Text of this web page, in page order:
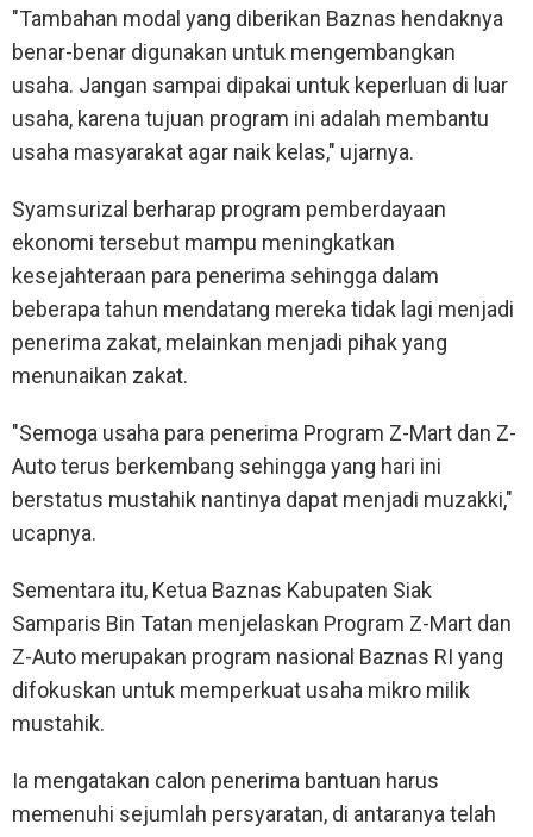
"Tambahan modal yang diberikan Baznas hendaknya
benar-benar digunakan untuk mengembangkan
usaha. Jangan sampai dipakai untuk keperluan di luar
usaha, karena tujuan program ini adalah membantu
usaha masyarakat agar naik kelas," ujarnya.
Syamsurizal berharap program pemberdayaan
ekonomi tersebut mampu meningkatkan
kesejahteraan para penerima sehingga dalam
beberapa tahun mendatang mereka tidak lagi menjadi
penerima zakat, melainkan menjadi pihak yang
menunaikan zakat.
"Semoga usaha para penerima Program Z-Mart dan Z-
Auto terus berkembang sehingga yang hari ini
berstatus mustahik nantinya dapat menjadi muzakki,"
ucapnya.
Sementara itu, Ketua Baznas Kabupaten Siak
Samparis Bin Tatan menjelaskan Program Z-Mart dan
Z-Auto merupakan program nasional Baznas RI yang
difokuskan untuk memperkuat usaha mikro milik
mustahik.
Ia mengatakan calon penerima bantuan harus
memenuhi sejumlah persyaratan, di antaranya telah